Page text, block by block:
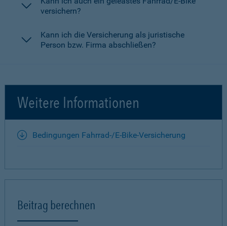
versichern?
Kann ich die Versicherung als juristische
Person bzw. Firma abschließen?
Weitere Informationen
Bedingungen Fahrrad-/E-Bike-Versicherung
Beitrag berechnen